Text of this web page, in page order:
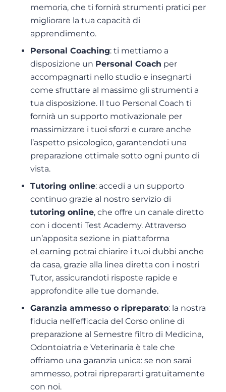
memoria, che ti fornirà strumenti pratici per
migliorare la tua capacità di
apprendimento.
Personal Coaching: ti mettiamo a
disposizione un Personal Coach per
accompagnarti nello studio e insegnarti
come sfruttare al massimo gli strumenti a
tua disposizione. Il tuo Personal Coach ti
fornirà un supporto motivazionale per
massimizzare i tuoi sforzi e curare anche
l’aspetto psicologico, garantendoti una
preparazione ottimale sotto ogni punto di
vista.
Tutoring online: accedi a un supporto
continuo grazie al nostro servizio di
tutoring online, che offre un canale diretto
con i docenti Test Academy. Attraverso
un’apposita sezione in piattaforma
eLearning potrai chiarire i tuoi dubbi anche
da casa, grazie alla linea diretta con i nostri
Tutor, assicurandoti risposte rapide e
approfondite alle tue domande.
Garanzia ammesso o ripreparato: la nostra
fiducia nell’efficacia del Corso online di
preparazione al Semestre filtro di Medicina,
Odontoiatria e Veterinaria è tale che
offriamo una garanzia unica: se non sarai
ammesso, potrai riprepararti gratuitamente
con noi.